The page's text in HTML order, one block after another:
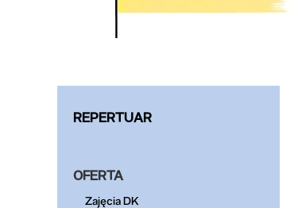
REPERTUAR
OFERTA
Zajęcia DK